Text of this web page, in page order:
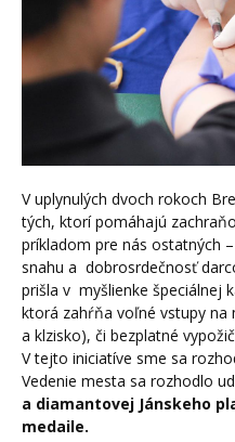
V uplynulých dvoch rokoch
tých, ktorí pomáhajú
príkladom pre nás ostatných
snahu a dobrosrdečnosť
prišla v myšlienke špeciálnej
ktorá zahŕňa voľné vstupy
a klzisko), či bezplatné
V tejto iniciatíve sme sa
Vedenie mesta sa rozhodlo
a diamantovej Jánskeho
medaile.